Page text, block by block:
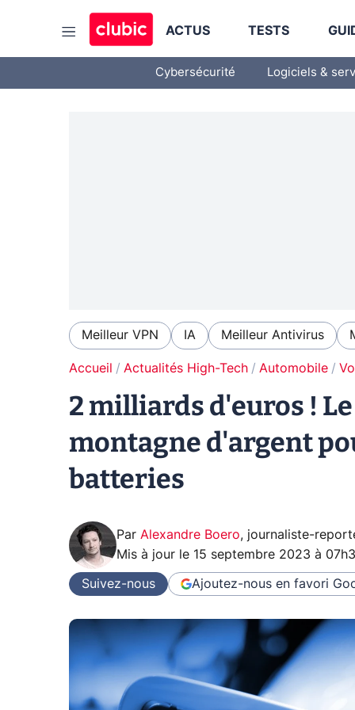
ACTUS TESTS
Cybersécurité Logiciels &
Meilleur VPN IA Meilleur Antivirus
Accueil Actualités High-Tech Automobile
2 milliards d'euros !
montagne d'argent
batteries
Par Alexandre Boero, journaliste-
Mis à jour le 15 septembre 2023 à
Suivez-nous Ajoutez-nous en favori